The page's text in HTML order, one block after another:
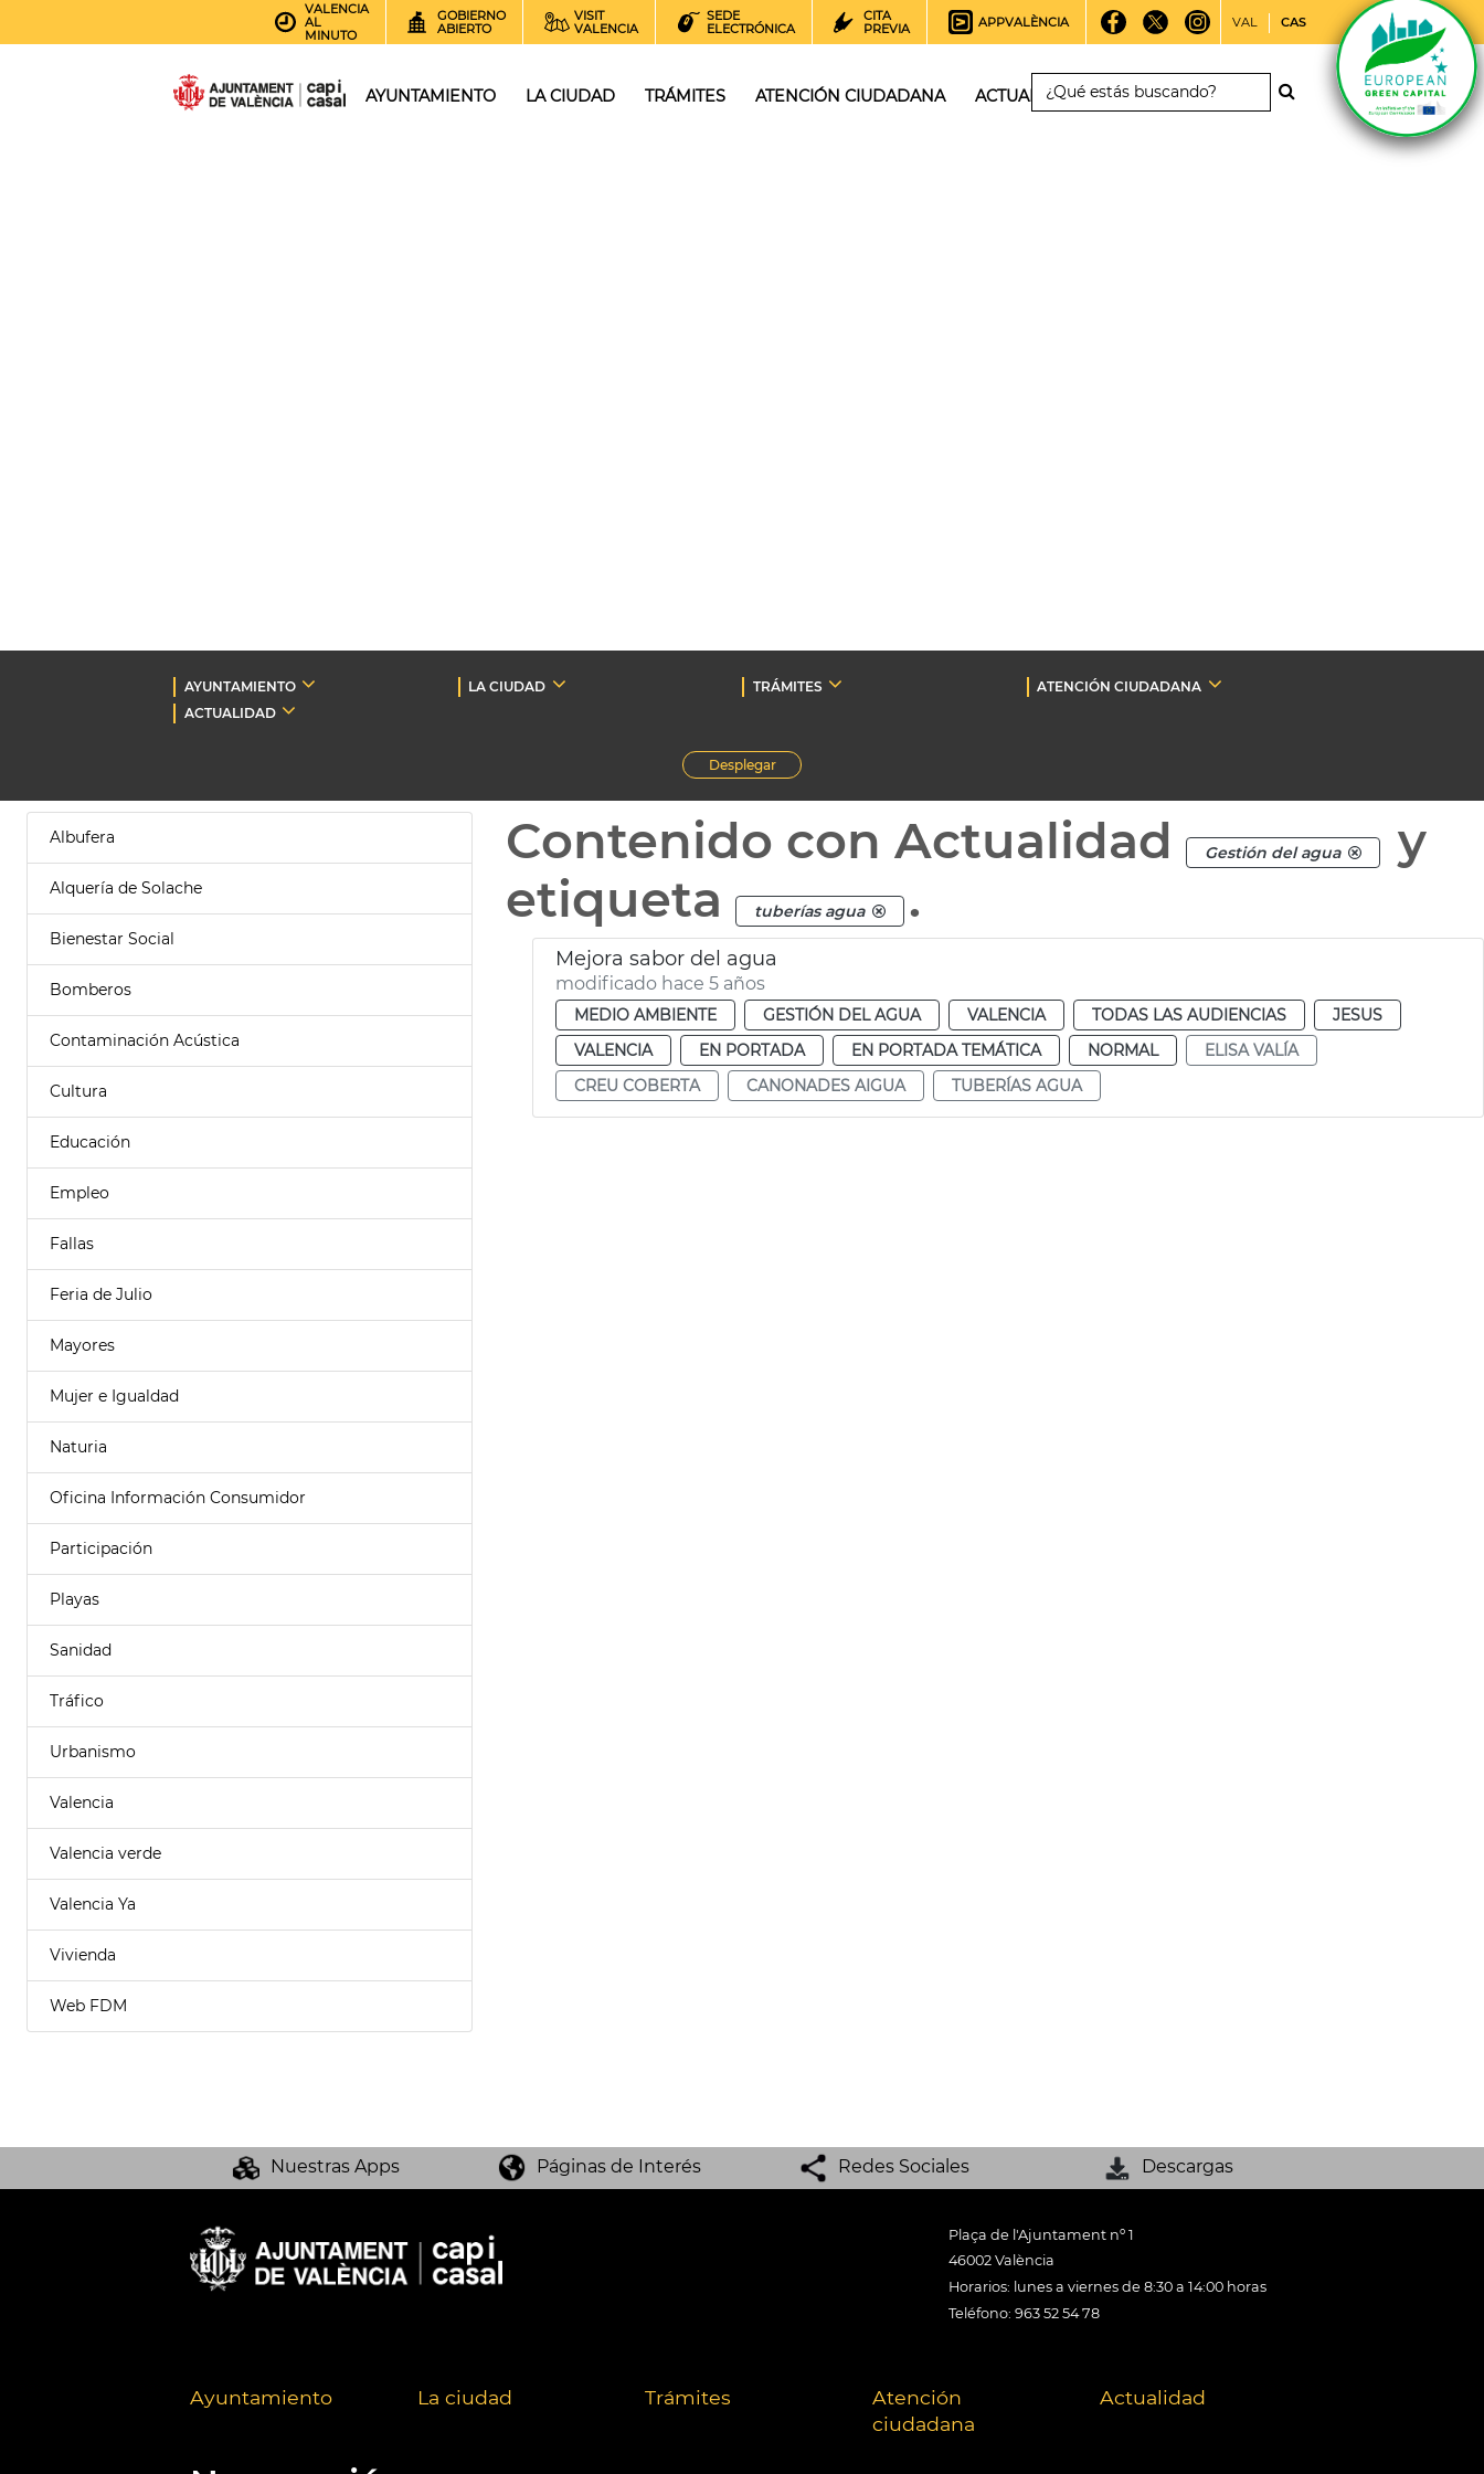
VALENCIA
AL
MINUTO
GOBIERNO
ABIERTO
VISIT
VALENCIA
SEDE
ELECTRÓNICA
CITA
PREVIA
APPVALÈNCIA VAL CAS
AYUNTAMIENTO LA CIUDAD TRÁMITES ATENCIÓN CIUDADANA ACTUALIDAD
AYUNTAMIENTO LA CIUDAD TRÁMITES
ATENCIÓN CIUDADANA
ACTUALIDAD
Desplegar
Albufera
Alquería de Solache
Bienestar Social
Bomberos
Contaminación Acústica
Cultura
Educación
Empleo
Fallas
Feria de Julio
Mayores
Mujer e Igualdad
Naturia
Oficina Información Consumidor
Participación
Playas
Sanidad
Tráfico
Urbanismo
Valencia
Valencia verde
Valencia Ya
Vivienda
Web FDM
Contenido con Actualidad Gestión del agua
y
etiqueta
tuberías agua .
Mejora sabor del agua
modificado hace 5 años
MEDIO AMBIENTE GESTIÓN DEL AGUA VALENCIA TODAS LAS AUDIENCIAS
JESUS
VALENCIA
EN PORTADA EN PORTADA TEMÁTICA NORMAL
ELISA VALÍA
CREU COBERTA
CANONADES AIGUA TUBERÍAS AGUA
Nuestras Apps Páginas de Interés Redes Sociales Descargas
Plaça de l'Ajuntament nº 1
46002 València
Horarios: lunes a viernes de 8:30 a 14:00 horas
Teléfono: 963 52 54 78
Ayuntamiento La ciudad Trámites
Atención
ciudadana
Actualidad